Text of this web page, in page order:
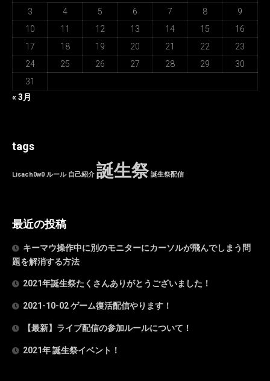
3
4 5 6 7 8
9
10
11 12 13 14 15
16
17
18 19 20 21 22
23
24
25 26 27 28 29
30
31
« 3月
tags
Lisach0w0 ルール 自己紹介 誕生祭 誕生祭配信
最近の投稿
キーマウ操作中に別のモニターにカーソルが飛んでしまう問
題を解消する方法
2021年誕生祭たくさんありがとうございました！
2021-10-02 ゲーム復活配信やります！
【最新】ライブ配信の参加ルールについて！
2021年 誕生祭イベント！